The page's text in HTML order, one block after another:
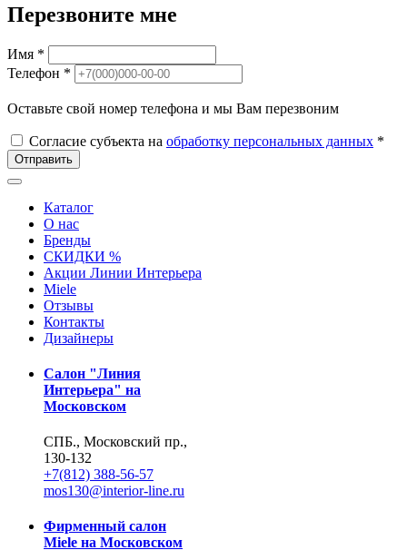
Перезвоните мне
Имя *
Телефон *
Оставьте свой номер телефона и мы Вам перезвоним
Согласие субъекта на обработку персональных данных *
Отправить
Каталог
О нас
Бренды
СКИДКИ %
Акции Линии Интерьера
Miele
Отзывы
Контакты
Дизайнеры
Салон "Линия
Интерьера" на
Московском
СПБ., Московский пр.,
130-132
+7(812) 388-56-57
mos130@interior-line.ru
Фирменный салон
Miele на Московском